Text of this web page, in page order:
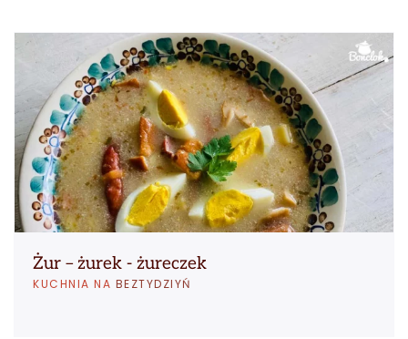
Żur – żurek - żureczek
KUCHNIA NA BEZTYDZIYŃ